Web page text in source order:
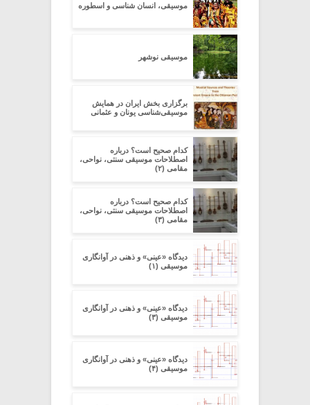
موسیقی، انسان شناسی و اسطوره
موسیقی نوشهر
برگزاری بخش ایران در همایش
موسیقی‌شناسی یونان و عثمانی
کدام صحیح است؟ درباره
اصطلاحات موسیقی سنتی، نواحی،
مقامی (۲)
کدام صحیح است؟ درباره
اصطلاحات موسیقی سنتی، نواحی،
مقامی (۳)
دیدگاه «عینی» و ذهنی در آوانگاری
موسیقی (۱)
دیدگاه «عینی» و ذهنی در آوانگاری
موسیقی (۳)
دیدگاه «عینی» و ذهنی در آوانگاری
موسیقی (۴)